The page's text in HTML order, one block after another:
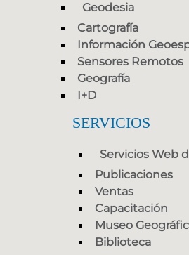
Geodesia
Cartografía
Información
Sensores Remotos
Geografía
I+D
SERVICIOS
Servicios Web
Publicaciones
Ventas
Capacitación
Museo
Biblioteca